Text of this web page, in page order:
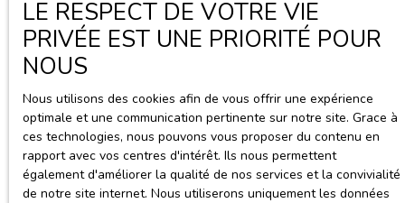
LE RESPECT DE VOTRE VIE
PRIVÉE EST UNE PRIORITÉ POUR
NOUS
Nous utilisons des cookies afin de vous offrir une expérience
optimale et une communication pertinente sur notre site. Grace à
ces technologies, nous pouvons vous proposer du contenu en
rapport avec vos centres d'intérêt. Ils nous permettent
également d'améliorer la qualité de nos services et la convivialité
de notre site internet. Nous utiliserons uniquement les données